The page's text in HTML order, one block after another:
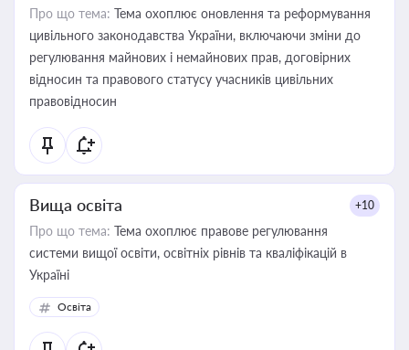
Про що тема: Тема охоплює оновлення та реформування
цивільного законодавства України, включаючи зміни до
регулювання майнових і немайнових прав, договірних
відносин та правового статусу учасників цивільних
правовідносин
Вища освіта +10
Про що тема: Тема охоплює правове регулювання
системи вищої освіти, освітніх рівнів та кваліфікацій в
Україні
Освіта